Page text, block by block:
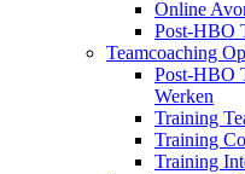
Online
Post-HBO
Teamcoaching
Post-HBO
Werken
Training
Training
Training